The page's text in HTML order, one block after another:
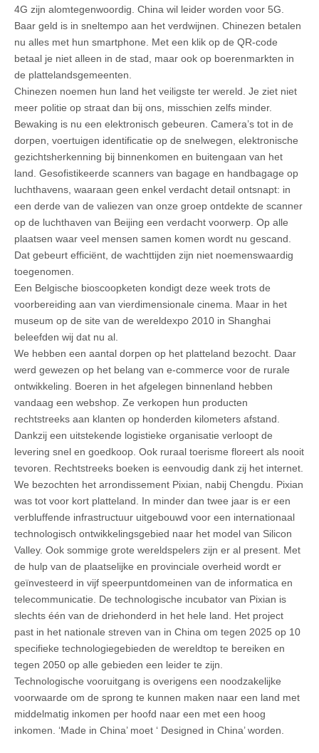
4G zijn alomtegenwoordig. China wil leider worden voor 5G.
Baar geld is in sneltempo aan het verdwijnen. Chinezen betalen
nu alles met hun smartphone. Met een klik op de QR-code
betaal je niet alleen in de stad, maar ook op boerenmarkten in
de plattelandsgemeenten.
Chinezen noemen hun land het veiligste ter wereld. Je ziet niet
meer politie op straat dan bij ons, misschien zelfs minder.
Bewaking is nu een elektronisch gebeuren. Camera’s tot in de
dorpen, voertuigen identificatie op de snelwegen, elektronische
gezichtsherkenning bij binnenkomen en buitengaan van het
land. Gesofistikeerde scanners van bagage en handbagage op
luchthavens, waaraan geen enkel verdacht detail ontsnapt: in
een derde van de valiezen van onze groep ontdekte de scanner
op de luchthaven van Beijing een verdacht voorwerp. Op alle
plaatsen waar veel mensen samen komen wordt nu gescand.
Dat gebeurt efficiënt, de wachttijden zijn niet noemenswaardig
toegenomen.
Een Belgische bioscoopketen kondigt deze week trots de
voorbereiding aan van vierdimensionale cinema. Maar in het
museum op de site van de wereldexpo 2010 in Shanghai
beleefden wij dat nu al.
We hebben een aantal dorpen op het platteland bezocht. Daar
werd gewezen op het belang van e-commerce voor de rurale
ontwikkeling. Boeren in het afgelegen binnenland hebben
vandaag een webshop. Ze verkopen hun producten
rechtstreeks aan klanten op honderden kilometers afstand.
Dankzij een uitstekende logistieke organisatie verloopt de
levering snel en goedkoop. Ook ruraal toerisme floreert als nooit
tevoren. Rechtstreeks boeken is eenvoudig dank zij het internet.
We bezochten het arrondissement Pixian, nabij Chengdu. Pixian
was tot voor kort platteland. In minder dan twee jaar is er een
verbluffende infrastructuur uitgebouwd voor een internationaal
technologisch ontwikkelingsgebied naar het model van Silicon
Valley. Ook sommige grote wereldspelers zijn er al present. Met
de hulp van de plaatselijke en provinciale overheid wordt er
geïnvesteerd in vijf speerpuntdomeinen van de informatica en
telecommunicatie. De technologische incubator van Pixian is
slechts één van de driehonderd in het hele land. Het project
past in het nationale streven van in China om tegen 2025 op 10
specifieke technologiegebieden de wereldtop te bereiken en
tegen 2050 op alle gebieden een leider te zijn.
Technologische vooruitgang is overigens een noodzakelijke
voorwaarde om de sprong te kunnen maken naar een land met
middelmatig inkomen per hoofd naar een met een hoog
inkomen. ‘Made in China’ moet ‘ Designed in China’ worden.